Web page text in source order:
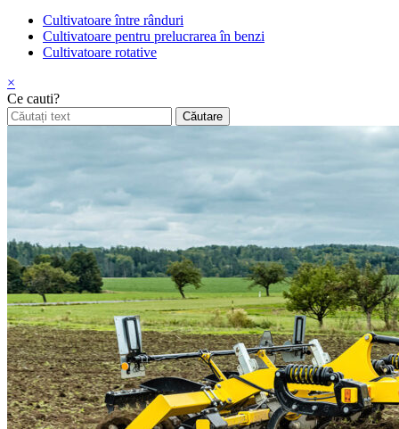
Cultivatoare între rânduri
Cultivatoare pentru prelucrarea în benzi
Cultivatoare rotative
×
Ce cauti?